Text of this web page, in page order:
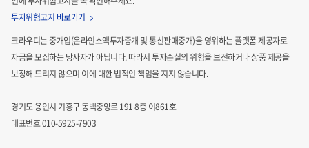
투자위험고지 바로가기
크라우디는 중개업(온라인소액투자중개 및 통신판매중개)을 영위하는 플랫폼 제공자로
자금을 모집하는당사자가 아닙니다. 따라서 투자손실의 위험을 보전하거나 상품 제공을
보장해 드리지 않으며 이에 대한 법적인 책임을 지지 않습니다.
경기도 용인시 기흥구 동백중앙로 191 8층 이861호
대표번호 010-5925-7903